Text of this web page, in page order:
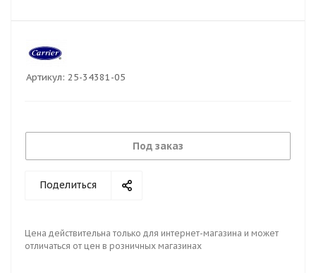
Артикул: 25-34381-05
Под заказ
Поделиться
Цена действительна только для интернет-магазина и может
отличаться от цен в розничных магазинах